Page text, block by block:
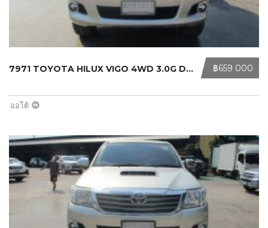
‎฿659 000
7971 TOYOTA HILUX VIGO 4WD 3.0G DOU ...
ออโต้